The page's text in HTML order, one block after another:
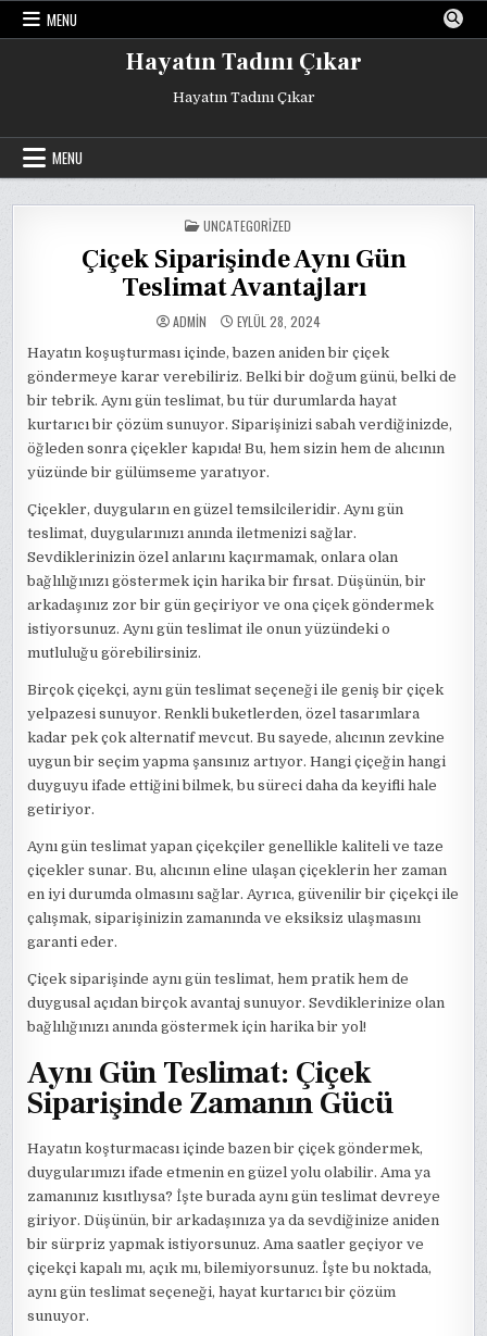
Skip
MENU
Hayatın Tadını Çıkar
Hayatın Tadını Çıkar
MENU
POSTED
IN
UNCATEGORIZED
Çiçek Siparişinde Aynı Gün
Teslimat Avantajları
ADMIN EYLÜL 28, 2024
Hayatın koşuşturması içinde, bazen aniden bir çiçek
göndermeye karar verebiliriz. Belki bir doğum günü, belki de
bir tebrik. Aynı gün teslimat, bu tür durumlarda hayat
kurtarıcı bir çözüm sunuyor. Siparişinizi sabah verdiğinizde,
öğleden sonra çiçekler kapıda! Bu, hem sizin hem de alıcının
yüzünde bir gülümseme yaratıyor.
Çiçekler, duyguların en güzel temsilcileridir. Aynı gün
teslimat, duygularınızı anında iletmenizi sağlar.
Sevdiklerinizin özel anlarını kaçırmamak, onlara olan
bağlılığınızı göstermek için harika bir fırsat. Düşünün, bir
arkadaşınız zor bir gün geçiriyor ve ona çiçek göndermek
istiyorsunuz. Aynı gün teslimat ile onun yüzündeki o
mutluluğu görebilirsiniz.
Birçok çiçekçi, aynı gün teslimat seçeneği ile geniş bir çiçek
yelpazesi sunuyor. Renkli buketlerden, özel tasarımlara
kadar pek çok alternatif mevcut. Bu sayede, alıcının zevkine
uygun bir seçim yapma şansınız artıyor. Hangi çiçeğin hangi
duyguyu ifade ettiğini bilmek, bu süreci daha da keyifli hale
getiriyor.
Aynı gün teslimat yapan çiçekçiler genellikle kaliteli ve taze
çiçekler sunar. Bu, alıcının eline ulaşan çiçeklerin her zaman
en iyi durumda olmasını sağlar. Ayrıca, güvenilir bir çiçekçi ile
çalışmak, siparişinizin zamanında ve eksiksiz ulaşmasını
garanti eder.
Çiçek siparişinde aynı gün teslimat, hem pratik hem de
duygusal açıdan birçok avantaj sunuyor. Sevdiklerinize olan
bağlılığınızı anında göstermek için harika bir yol!
Aynı Gün Teslimat: Çiçek
Siparişinde Zamanın Gücü
Hayatın koşturmacası içinde bazen bir çiçek göndermek,
duygularımızı ifade etmenin en güzel yolu olabilir. Ama ya
zamanınız kısıtlıysa? İşte burada aynı gün teslimat devreye
giriyor. Düşünün, bir arkadaşınıza ya da sevdiğinize aniden
bir sürpriz yapmak istiyorsunuz. Ama saatler geçiyor ve
çiçekçi kapalı mı, açık mı, bilemiyorsunuz. İşte bu noktada,
aynı gün teslimat seçeneği, hayat kurtarıcı bir çözüm
sunuyor.